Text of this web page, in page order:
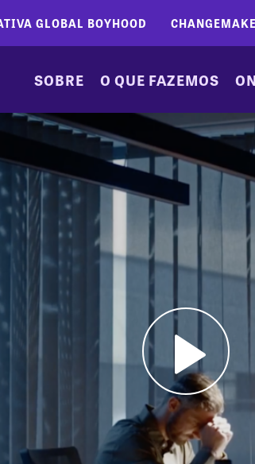
GLOBAL BOYHOOD
SOBRE O QUE FAZEMOS